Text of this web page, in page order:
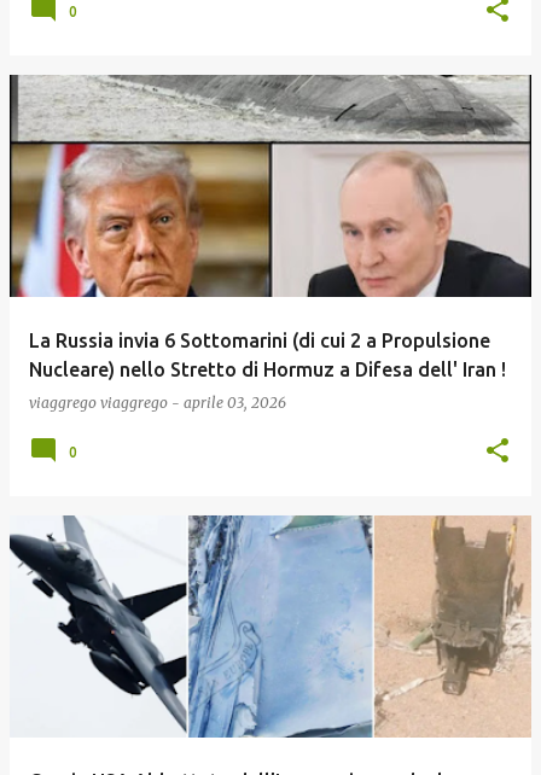
0
La Russia invia 6 Sottomarini (di cui 2 a Propulsione
Nucleare) nello Stretto di Hormuz a Difesa dell' Iran !
viaggrego viaggrego - aprile 03, 2026
0